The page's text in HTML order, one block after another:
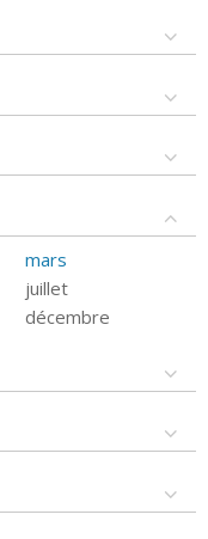
mars
juillet
décembre